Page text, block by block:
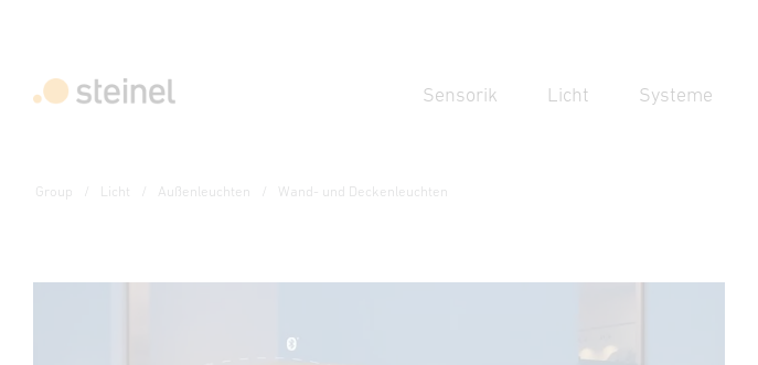
Sensorik Licht Systeme
Group Licht Außenleuchten Wand- und Deckenleuchten